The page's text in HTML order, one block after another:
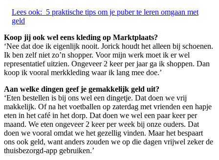
Lees ook: 5 praktische tips om je puber te leren omgaan met
geld
Koop jij ook wel eens kleding op Marktplaats?
‘Nee dat doe ik eigenlijk nooit. Jorick houdt het alleen bij schoenen.
Ik ben zelf niet zo’n shopper. Voor mijn werk moet ik er wel
representatief uitzien. Ongeveer 2 keer per jaar ga ik shoppen. Dan
koop ik vooral merkkleding waar ik lang mee doe.’
Aan welke dingen geef je gemakkelijk geld uit?
‘Eten bestellen is bij ons wel een dingetje. Dat doen we vrij
makkelijk. Of na het voetballen op zaterdag met vrienden een hapje
eten in het café in het dorp. Dat doen we wel een paar keer per
maand. We eten ongeveer 2 keer per week bij onze ouders. Dat
doen we vooral omdat we het gezellig vinden. Maar het bespaart
ons ook geld, want anders zouden we op die dagen vrijwel zeker de
thuisbezorgd-app gebruiken.’